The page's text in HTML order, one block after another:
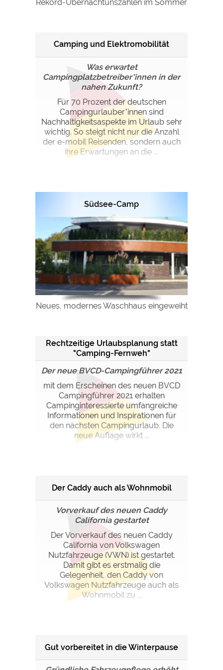
Rekord-Übernachtunszahlen im Sommer
Camping und Elektromobilität
Was erwartet
Campingplatzbetreiber*innen in der
nahen Zukunft?
Für 70 Prozent der deutschen
Campingurlauber*innen sind
Nachhaltigkeitsaspekte im Urlaub sehr
wichtig. So steigt nicht nur die Anzahl
der e-mobil Reisenden, sondern auch
ihre Erwartungen an die ...
Südsee-Camp
Neues, modernes Waschhaus eingeweiht
Rechtzeitige Urlaubsplanung statt
"Camping-Fernweh"
Der neue BVCD-Campingführer 2021
mit dem Erscheinen des neuen BVCD
Campingführer 2021 erhalten
Campinginteressierte umfangreiche
Informationen und Inspirationen für
den nächsten Campingurlaub. Die
neue Auflage wirkt ...
Der Caddy auch als Wohnmobil
Vorverkauf des neuen Caddy
California gestartet
Der Vorverkauf des neuen Caddy
California von Volkswagen
Nutzfahrzeuge (VWN) ist gestartet.
Damit gibt es erstmalig die
Gelegenheit, den Caddy von
Volkswagen Nutzfahrzeuge auch als
Wohnmobil zu ...
Gut vorbereitet in die Winterpause
Google Remarketing
https://policies.google.com/privacy
über "COOKIES" geändert werden!